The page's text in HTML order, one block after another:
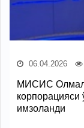
06.04.2026
МИСИС
корпорацияси
имзоланди